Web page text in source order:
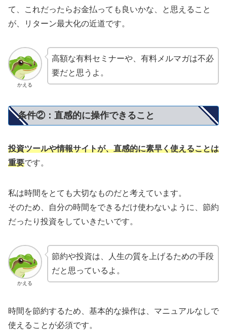
て、これだったらお金払っても良いかな、と思えること
が、リターン最大化の近道です。
かえる
高額な有料セミナーや、有料メルマガは不必
要だと思うよ。
条件②：直感的に操作できること
投資ツールや情報サイトが、直感的に素早く使えることは
重要です。
私は時間をとても大切なものだと考えています。
そのため、自分の時間をできるだけ使わないように、節約
だったり投資をしていきたいです。
かえる
節約や投資は、人生の質を上げるための手段
だと思っているよ。
時間を節約するため、基本的な操作は、マニュアルなしで
使えることが必須です。